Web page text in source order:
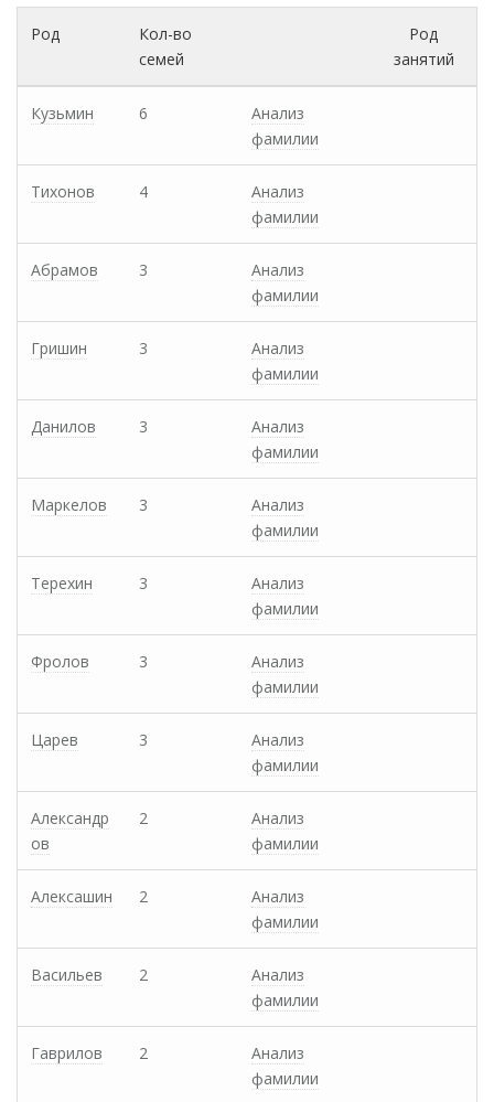
Род
Кол-во
семей
Род
занятий
Кузьмин 6
Анализ
фамилии
Тихонов 4
Анализ
фамилии
Абрамов 3
Анализ
фамилии
Гришин 3
Анализ
фамилии
Данилов 3
Анализ
фамилии
Маркелов 3
Анализ
фамилии
Терехин 3
Анализ
фамилии
Фролов 3
Анализ
фамилии
Царев 3
Анализ
фамилии
Александр
ов
2
Анализ
фамилии
Алексашин 2
Анализ
фамилии
Васильев 2
Анализ
фамилии
Гаврилов 2
Анализ
фамилии